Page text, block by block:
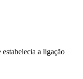
a ligação